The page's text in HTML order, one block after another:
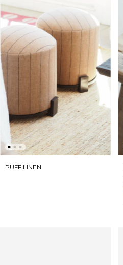
PUFF LINEN